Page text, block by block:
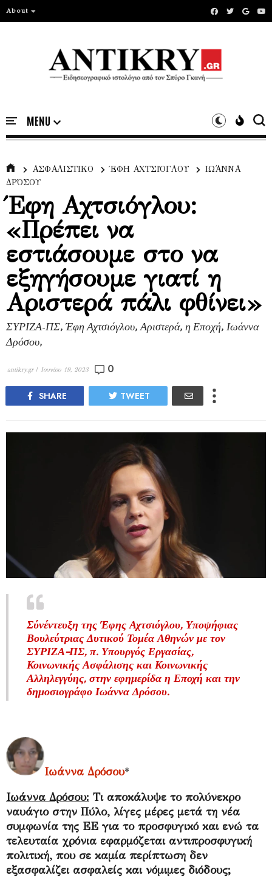
About
ΑΣΦΑΛΙΣΤΙΚΟ ΈΦΗ ΑΧΤΣΙΌΓΛΟΥ
ΙΩΆΝΝΑ
ΔΡΌΣΟΥ
Έφη Αχτσιόγλου:
«Πρέπει να
εστιάσουμε στο να
εξηγήσουμε γιατί η
Αριστερά πάλι φθίνει»
ΣΥΡΙΖΑ-ΠΣ, Έφη Αχτσιόγλου, Αριστερά, η Εποχή, Ιωάννα
Δρόσου,
antikry.gr | Ιουνίου 19, 2023 0
SHARE TWEET
Σύνέντευξη της Έφης Αχτσιόγλου, Υποψήφιας
Βουλεύτριας Δυτικού Τομέα Αθηνών με τον
ΣΥΡΙΖΑ-ΠΣ, π. Υπουργός Εργασίας,
Κοινωνικής Ασφάλισης και Κοινωνικής
Αλληλεγγύης, στην εφημερίδα η Εποχή και την
δημοσιογράφο Ιωάννα Δρόσου.
Ιωάννα Δρόσου*
Ιωάννα Δρόσου: Τι αποκάλυψε το πολύνεκρο
ναυάγιο στην Πύλο, λίγες μέρες μετά τη νέα
συμφωνία της ΕΕ για το προσφυγικό και ενώ τα
τελευταία χρόνια εφαρμόζεται αντιπροσφυγική
πολιτική, που σε καμία περίπτωση δεν
εξασφαλίζει ασφαλείς και νόμιμες διόδους;